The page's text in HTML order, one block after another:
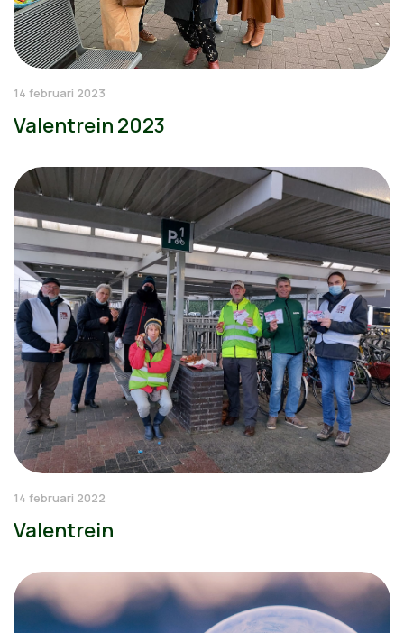
14 februari 2023
Valentrein 2023
14 februari 2022
Valentrein